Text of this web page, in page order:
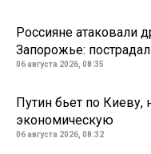
Россияне атаковали
Запорожье:
06 августа 2026, 08:35
Путин бьет по Киеву,
экономическую
06 августа 2026, 08:32